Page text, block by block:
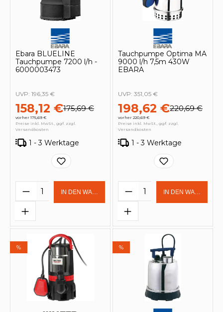
Ebara BLUELINE
Tauchpumpe 7200 l/h -
6000003473
158,12 €175,69 €
vorher 175,69 €
UVP: 196,35 €
Preise inkl. MwSt., ggf. zzgl.
Versandkosten
1 - 3 Werktage
Produkt Anzahl: Gib den
IN DEN WARENKORB
Tauchpumpe Optima MA
9000 l/h 7,5m 430W
EBARA
198,62 €220,69 €
vorher 220,69 €
UVP: 351,05 €
Preise inkl. MwSt., ggf. zzgl.
Versandkosten
1 - 3 Werktage
Produkt Anzahl:
IN DEN
% %